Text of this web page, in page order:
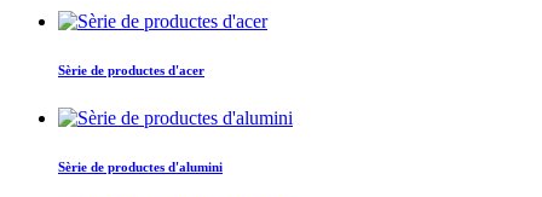
Sèrie de productes d'acer
Sèrie de productes d'alumini